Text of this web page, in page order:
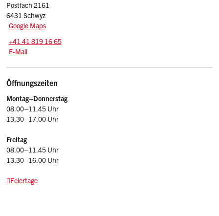
Postfach 2161
6431 Schwyz
Google Maps
Tel.:
+41 41 819 16 65
E-Mail: ags
E-Mail
Öffnungszeiten
Montag–Donnerstag
08.00–11.45 Uhr
13.30–17.00 Uhr
Freitag
08.00–11.45 Uhr
13.30–16.00 Uhr
Feiertage